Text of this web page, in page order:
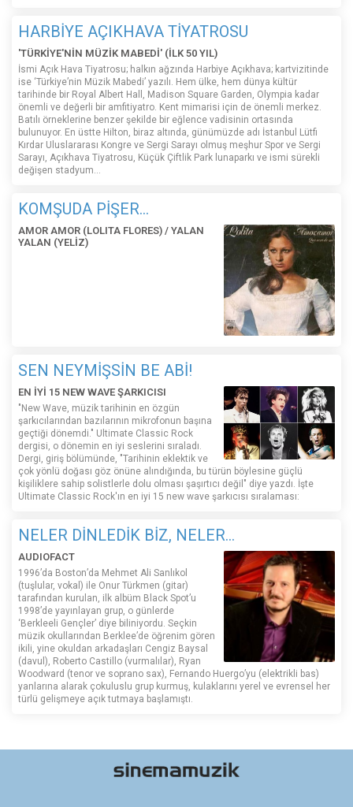
HARBİYE AÇIKHAVA TİYATROSU
'TÜRKİYE'NİN MÜZİK MABEDİ' (İLK 50 YIL)
İsmi Açık Hava Tiyatrosu; halkın ağzında Harbiye Açıkhava; kartvizitinde
ise ‘Türkiye’nin Müzik Mabedi’ yazılı. Hem ülke, hem dünya kültür
tarihinde bir Royal Albert Hall, Madison Square Garden, Olympia kadar
önemli ve değerli bir amfitiyatro. Kent mimarisi için de önemli merkez.
Batılı örneklerine benzer şekilde bir eğlence vadisinin ortasında
bulunuyor. En üstte Hilton, biraz altında, günümüzde adı İstanbul Lütfi
Kırdar Uluslararası Kongre ve Sergi Sarayı olmuş meşhur Spor ve Sergi
Sarayı, Açıkhava Tiyatrosu, Küçük Çiftlik Park lunaparkı ve ismi sürekli
değişen stadyum…
KOMŞUDA PİŞER...
AMOR AMOR (LOLITA FLORES) / YALAN
YALAN (YELİZ)
SEN NEYMİŞSİN BE ABİ!
EN İYİ 15 NEW WAVE ŞARKICISI
"New Wave, müzik tarihinin en özgün
şarkıcılarından bazılarının mikrofonun başına
geçtiği dönemdi." Ultimate Classic Rock
dergisi, o dönemin en iyi seslerini sıraladı.
Dergi, giriş bölümünde, "Tarihinin eklektik ve
çok yönlü doğası göz önüne alındığında, bu türün böylesine güçlü
kişiliklere sahip solistlerle dolu olması şaşırtıcı değil" diye yazdı. İşte
Ultimate Classic Rock'ın en iyi 15 new wave şarkıcısı sıralaması:
NELER DİNLEDİK BİZ, NELER...
AUDIOFACT
1996’da Boston’da Mehmet Ali Sanlıkol
(tuşlular, vokal) ile Onur Türkmen (gitar)
tarafından kurulan, ilk albüm Black Spot’u
1998’de yayınlayan grup, o günlerde
‘Berkleeli Gençler’ diye biliniyordu. Seçkin
müzik okullarından Berklee’de öğrenim gören
ikili, yine okuldan arkadaşları Cengiz Baysal
(davul), Roberto Castillo (vurmalılar), Ryan
Woodward (tenor ve soprano sax), Fernando Huergo’yu (elektrikli bas)
yanlarına alarak çokuluslu grup kurmuş, kulaklarını yerel ve evrensel her
türlü gelişmeye açık tutmaya başlamıştı.